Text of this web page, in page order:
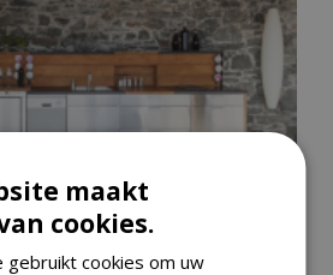
maakt
cookies.
gebruikt cookies om uw